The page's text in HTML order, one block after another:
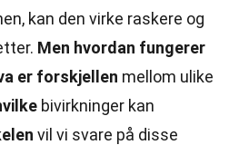
kan den virke raskere og
Men hvordan fungerer
er forskjellen mellom ulike
bivirkninger kan
vil vi svare på disse